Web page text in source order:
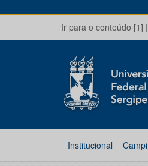
Ir para o conteúdo [1] |
Institucional Campi